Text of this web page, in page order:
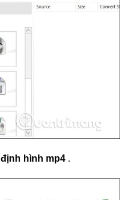
định hình mp4 .